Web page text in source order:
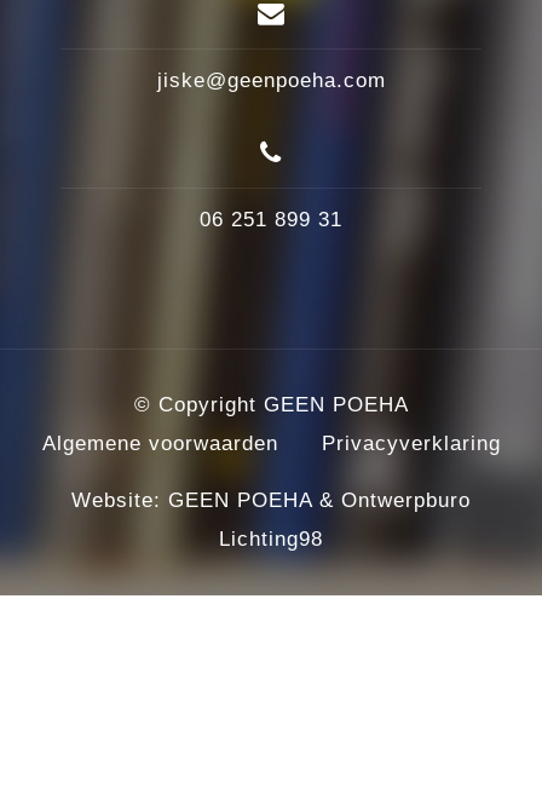
jiske@geenpoeha.com
06 251 899 31
© Copyright GEEN POEHA
Algemene voorwaarden
Privacyverklaring
Website: GEEN POEHA& Ontwerpburo
Lichting98